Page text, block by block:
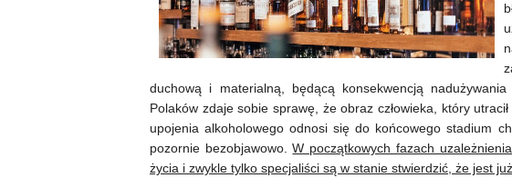
duchową i materialną, będącą konsekwencją
Polaków zdaje sobie sprawę, że obraz człowieka, który
upojenia alkoholowego odnosi się do końcowego stadium
pozornie bezobjawowo.W początkowych fazach
życia i zwykle tylko specjaliści są w stanie stwierdzić, że jest